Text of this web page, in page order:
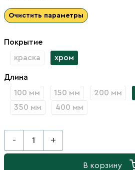
Очистить параметры
Покрытие
краска
хром
Длина
100 мм
150 мм 200 мм
350 мм
400 мм
- +
В корзину